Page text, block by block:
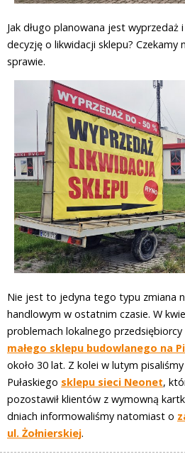
Jak długo planowana jest
decyzję o likwidacji sklepu?
sprawie.
Nie jest to jedyna tego typu zmiana
handlowym w ostatnim czasie. W
problemach lokalnego przedsiębiorcy
małego sklepu budowlanego na
około 30 lat. Z kolei w lutym
Pułaskiego sklepu sieci Neonet,
pozostawił klientów z wymowną
dniach informowaliśmy natomiast o
ul. Żołnierskiej.